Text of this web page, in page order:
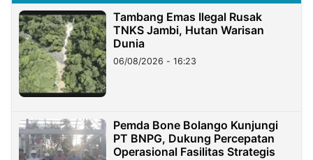
Tambang Emas Ilegal Rusak
TNKS Jambi, Hutan Warisan
Dunia
06/08/2026 - 16:23
Pemda Bone Bolango Kunjungi
PT BNPG, Dukung Percepatan
Operasional Fasilitas Strategis